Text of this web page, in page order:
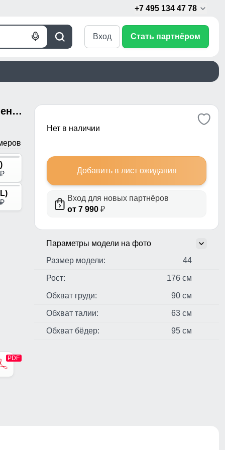
+7 495 134 47 78
Поиск
Голосовой
Вход Стать партнёром
Куртка женская зимняя с мехом енот премиум класса черного цвета 3188Ch
p
p
Нет в наличии
Добавить в лист ожидания
Вход для новых партнёров
от 7 990 ₽
Параметры модели на фото
Размер модели:
44
Рост: 176 см
Обхват груди: 90 см
Обхват талии: 63 см
Обхват бёдер: 95 см